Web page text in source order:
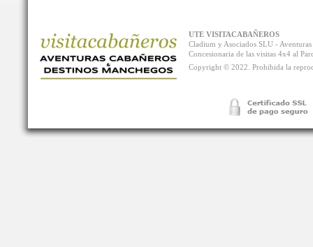
UTE VISITACABAÑEROS
Cladium y Asociados SLU -
Concesionaria de las visitas 4x4 al
Copyright © 2022. Prohibida la